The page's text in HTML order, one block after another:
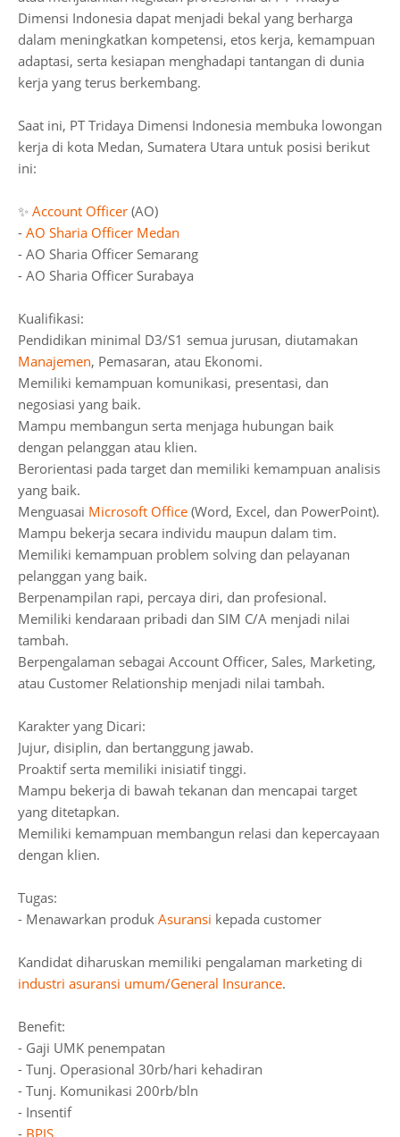
Dimensi Indonesia dapat menjadi bekal yang berharga
dalam meningkatkan kompetensi, etos kerja, kemampuan
adaptasi, serta kesiapan menghadapi tantangan di dunia
kerja yang terus berkembang.
Saat ini, PT Tridaya Dimensi Indonesia membuka lowongan
kerja di kota Medan, Sumatera Utara untuk posisi berikut
ini:
✨ Account Officer (AO)
- AO Sharia Officer Medan
- AO Sharia Officer Semarang
- AO Sharia Officer Surabaya
Kualifikasi:
Pendidikan minimal D3/S1 semua jurusan, diutamakan
Manajemen, Pemasaran, atau Ekonomi.
Memiliki kemampuan komunikasi, presentasi, dan
negosiasi yang baik.
Mampu membangun serta menjaga hubungan baik
dengan pelanggan atau klien.
Berorientasi pada target dan memiliki kemampuan analisis
yang baik.
Menguasai Microsoft Office (Word, Excel, dan PowerPoint).
Mampu bekerja secara individu maupun dalam tim.
Memiliki kemampuan problem solving dan pelayanan
pelanggan yang baik.
Berpenampilan rapi, percaya diri, dan profesional.
Memiliki kendaraan pribadi dan SIM C/A menjadi nilai
tambah.
Berpengalaman sebagai Account Officer, Sales, Marketing,
atau Customer Relationship menjadi nilai tambah.
Karakter yang Dicari:
Jujur, disiplin, dan bertanggung jawab.
Proaktif serta memiliki inisiatif tinggi.
Mampu bekerja di bawah tekanan dan mencapai target
yang ditetapkan.
Memiliki kemampuan membangun relasi dan kepercayaan
dengan klien.
Tugas:
- Menawarkan produk Asuransi kepada customer
Kandidat diharuskan memiliki pengalaman marketing di
industri asuransi umum/General Insurance.
Benefit:
- Gaji UMK penempatan
- Tunj. Operasional 30rb/hari kehadiran
- Tunj. Komunikasi 200rb/bln
- Insentif
- BPJS